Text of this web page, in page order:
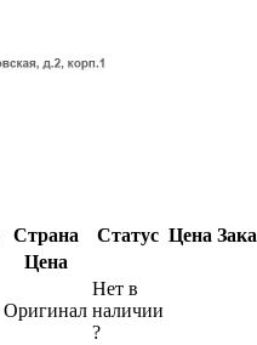
Страна Статус Цена
Цена
Оригинал
Нет в
наличии
?